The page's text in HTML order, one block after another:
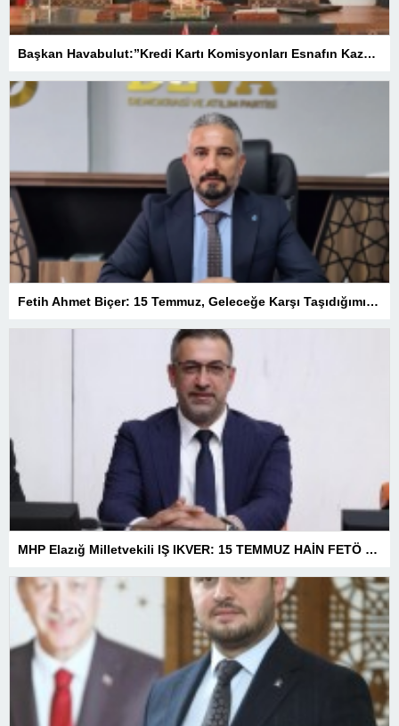
Başkan Havabulut:”Kredi Kartı Komisyonları Esnafın Kazancını Eritiyor”
Fetih Ahmet Biçer: 15 Temmuz, Geleceğe Karşı Taşıdığımız Sorumluluğu Hatırlatan Bir Milattır
MHP Elazığ Milletvekili IŞ IKVER: 15 TEMMUZ HAİN FETÖ KALKIŞMASI TÜRKİYE’Yİ İŞGAL GİRİŞİMİDİR